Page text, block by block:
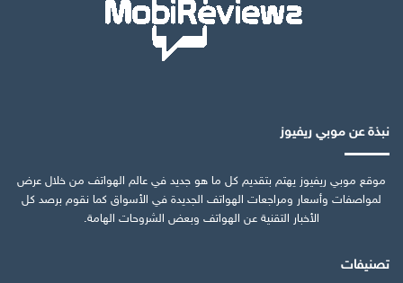
نبذة عن موبي ريفيوز
موقع موبي ريفيوز يهتم بتقديم كل ما هو جديد في عالم الهواتف من خلال عرض
لمواصفات وأسعار ومراجعات الهواتف الجديدة في الأسواق كما نقوم برصد كل
الأخبار التقنية عن الهواتف وبعض الشروحات الهامة.
تصنيفات